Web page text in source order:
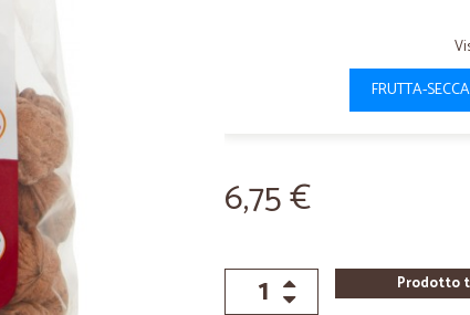
FRUTTA-
6,75 €
Prodotto